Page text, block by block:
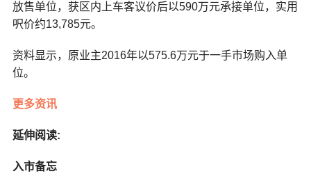
放售单位，获区内上车客议价后以590万元承接单位，实用
呎价约13,785元。
资料显示，原业主2016年以575.6万元于一手市场购入单
位。
更多资讯
延伸阅读:
入市备忘